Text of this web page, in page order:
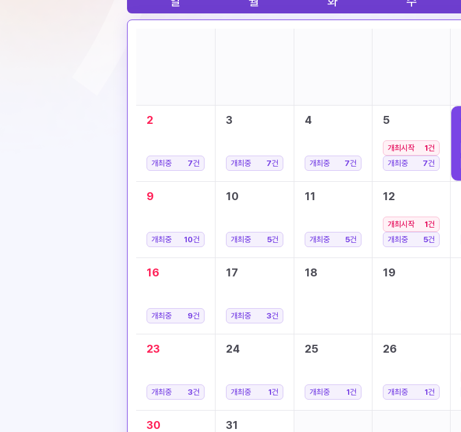
2
개최중 7건
3
개최중 7건
4
개최중 7건
5
개최시작 1건
개최중
7건
9
개최중 10건
10
개최중 5건
11
개최중 5건
12
개최시작 1건
개최중
5건
16
개최중 9건
17
개최중 3건
18 19
23
개최중 3건
24
개최중 1건
25
개최중 1건
26
개최중 1건
30 31